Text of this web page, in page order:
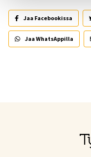
Jaa Facebookissa
Jaa WhatsAppilla